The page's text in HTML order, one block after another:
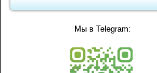
Мы в Telegram: